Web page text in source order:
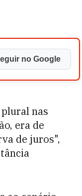
no Google
nas
era de
de juros",